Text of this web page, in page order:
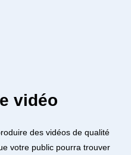
vidéo
des vidéos de qualité
votre public pourra trouver